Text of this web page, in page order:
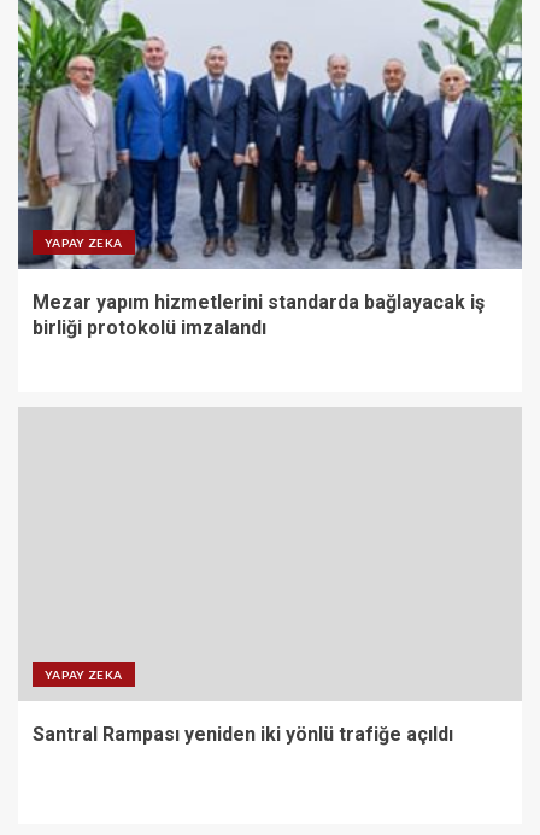
YAPAY ZEKA
Mezar yapım hizmetlerini standarda bağlayacak iş
birliği protokolü imzalandı
YAPAY ZEKA
Santral Rampası yeniden iki yönlü trafiğe açıldı